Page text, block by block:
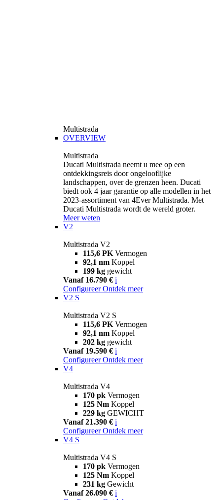
Multistrada
OVERVIEW
Multistrada
Ducati Multistrada neemt u mee op een
ontdekkingsreis door ongelooflijke
landschappen, over de grenzen heen. Ducati
biedt ook 4 jaar garantie op alle modellen in het
2023-assortiment van 4Ever Multistrada. Met
Ducati Multistrada wordt de wereld groter.
Meer weten
V2
Multistrada V2
115,6 PK Vermogen
92,1 nm Koppel
199 kg gewicht
Vanaf 16.790 € i
Configureer Ontdek meer
V2 S
Multistrada V2 S
115,6 PK Vermogen
92,1 nm Koppel
202 kg gewicht
Vanaf 19.590 € i
Configureer Ontdek meer
V4
Multistrada V4
170 pk Vermogen
125 Nm Koppel
229 kg GEWICHT
Vanaf 21.390 € i
Configureer Ontdek meer
V4 S
Multistrada V4 S
170 pk Vermogen
125 Nm Koppel
231 kg Gewicht
Vanaf 26.090 € i